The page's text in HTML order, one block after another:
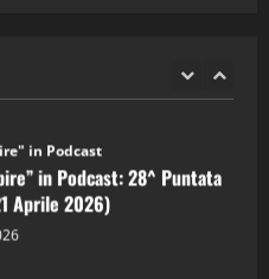
in Podcast
in Podcast: 28^ Puntata
Aprile 2026)